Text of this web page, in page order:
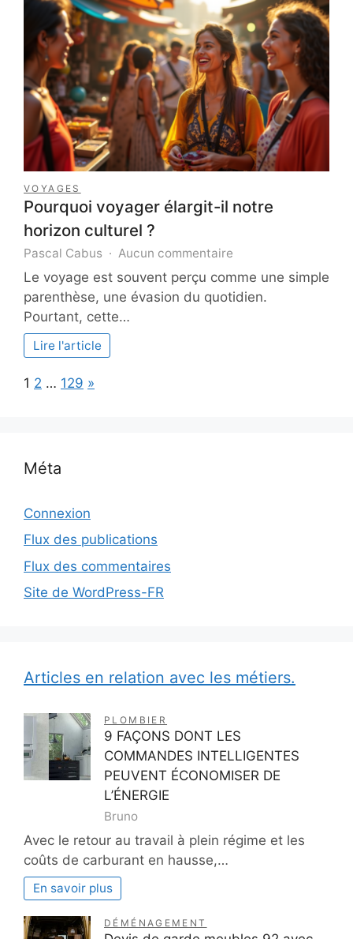
éviter
VOYAGES
Pourquoi voyager élargit-il notre
horizon culturel ?
Pascal Cabus Aucun commentaire
voyager
élargit-
Le voyage est souvent perçu comme une simple
parenthèse, une évasion du quotidien.
Pourtant, cette…
Lire l'article
Page:
1 2 … 129 Next
»
Méta
Connexion
Flux des publications
Flux des commentaires
Site de WordPress-FR
Articles en relation avec les métiers.
PLOMBIER
9 FAÇONS DONT LES
COMMANDES INTELLIGENTES
PEUVENT ÉCONOMISER DE
L’ÉNERGIE
Bruno
Avec le retour au travail à plein régime et les
coûts de carburant en hausse,…
En savoir plus
DÉMÉNAGEMENT